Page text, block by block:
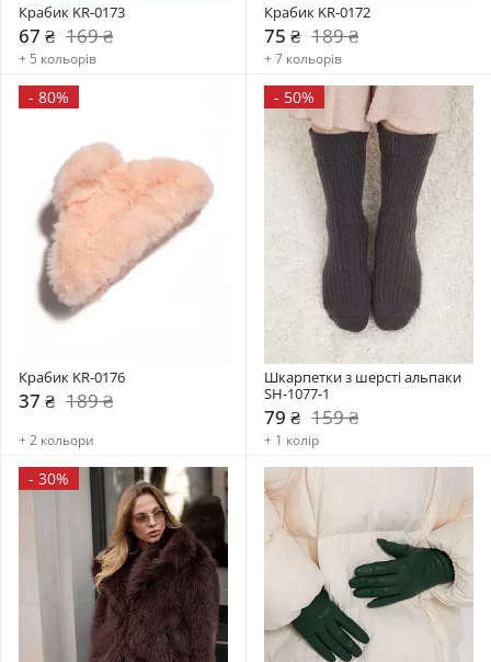
Крабик KR-0173
67 ₴ 169 ₴
+ 5 кольорів
Крабик KR-0172
75 ₴ 189 ₴
+ 7 кольорів
- 80%
Крабик KR-0176
37 ₴ 189 ₴
+ 2 кольори
- 50%
Шкарпетки з шерсті альпаки
SH-1077-1
79 ₴ 159 ₴
+ 1 колір
- 30%